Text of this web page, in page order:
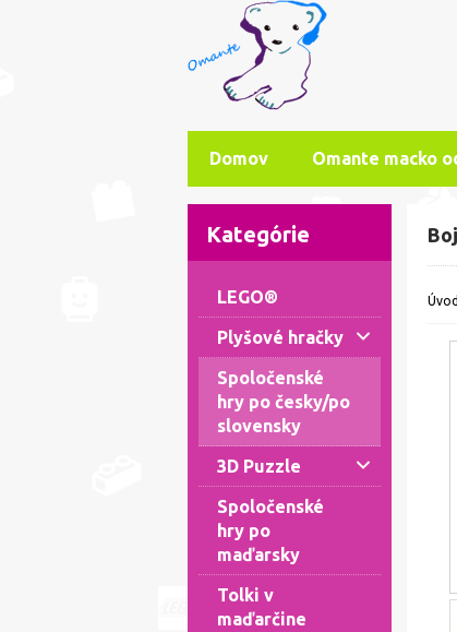
Domov Omante macko
Kategórie
LEGO®
Plyšové hračky
Spoločenské
hry po česky/po
slovensky
3D Puzzle
Spoločenské
hry po
maďarsky
Tolki v
maďarčine
Úvod